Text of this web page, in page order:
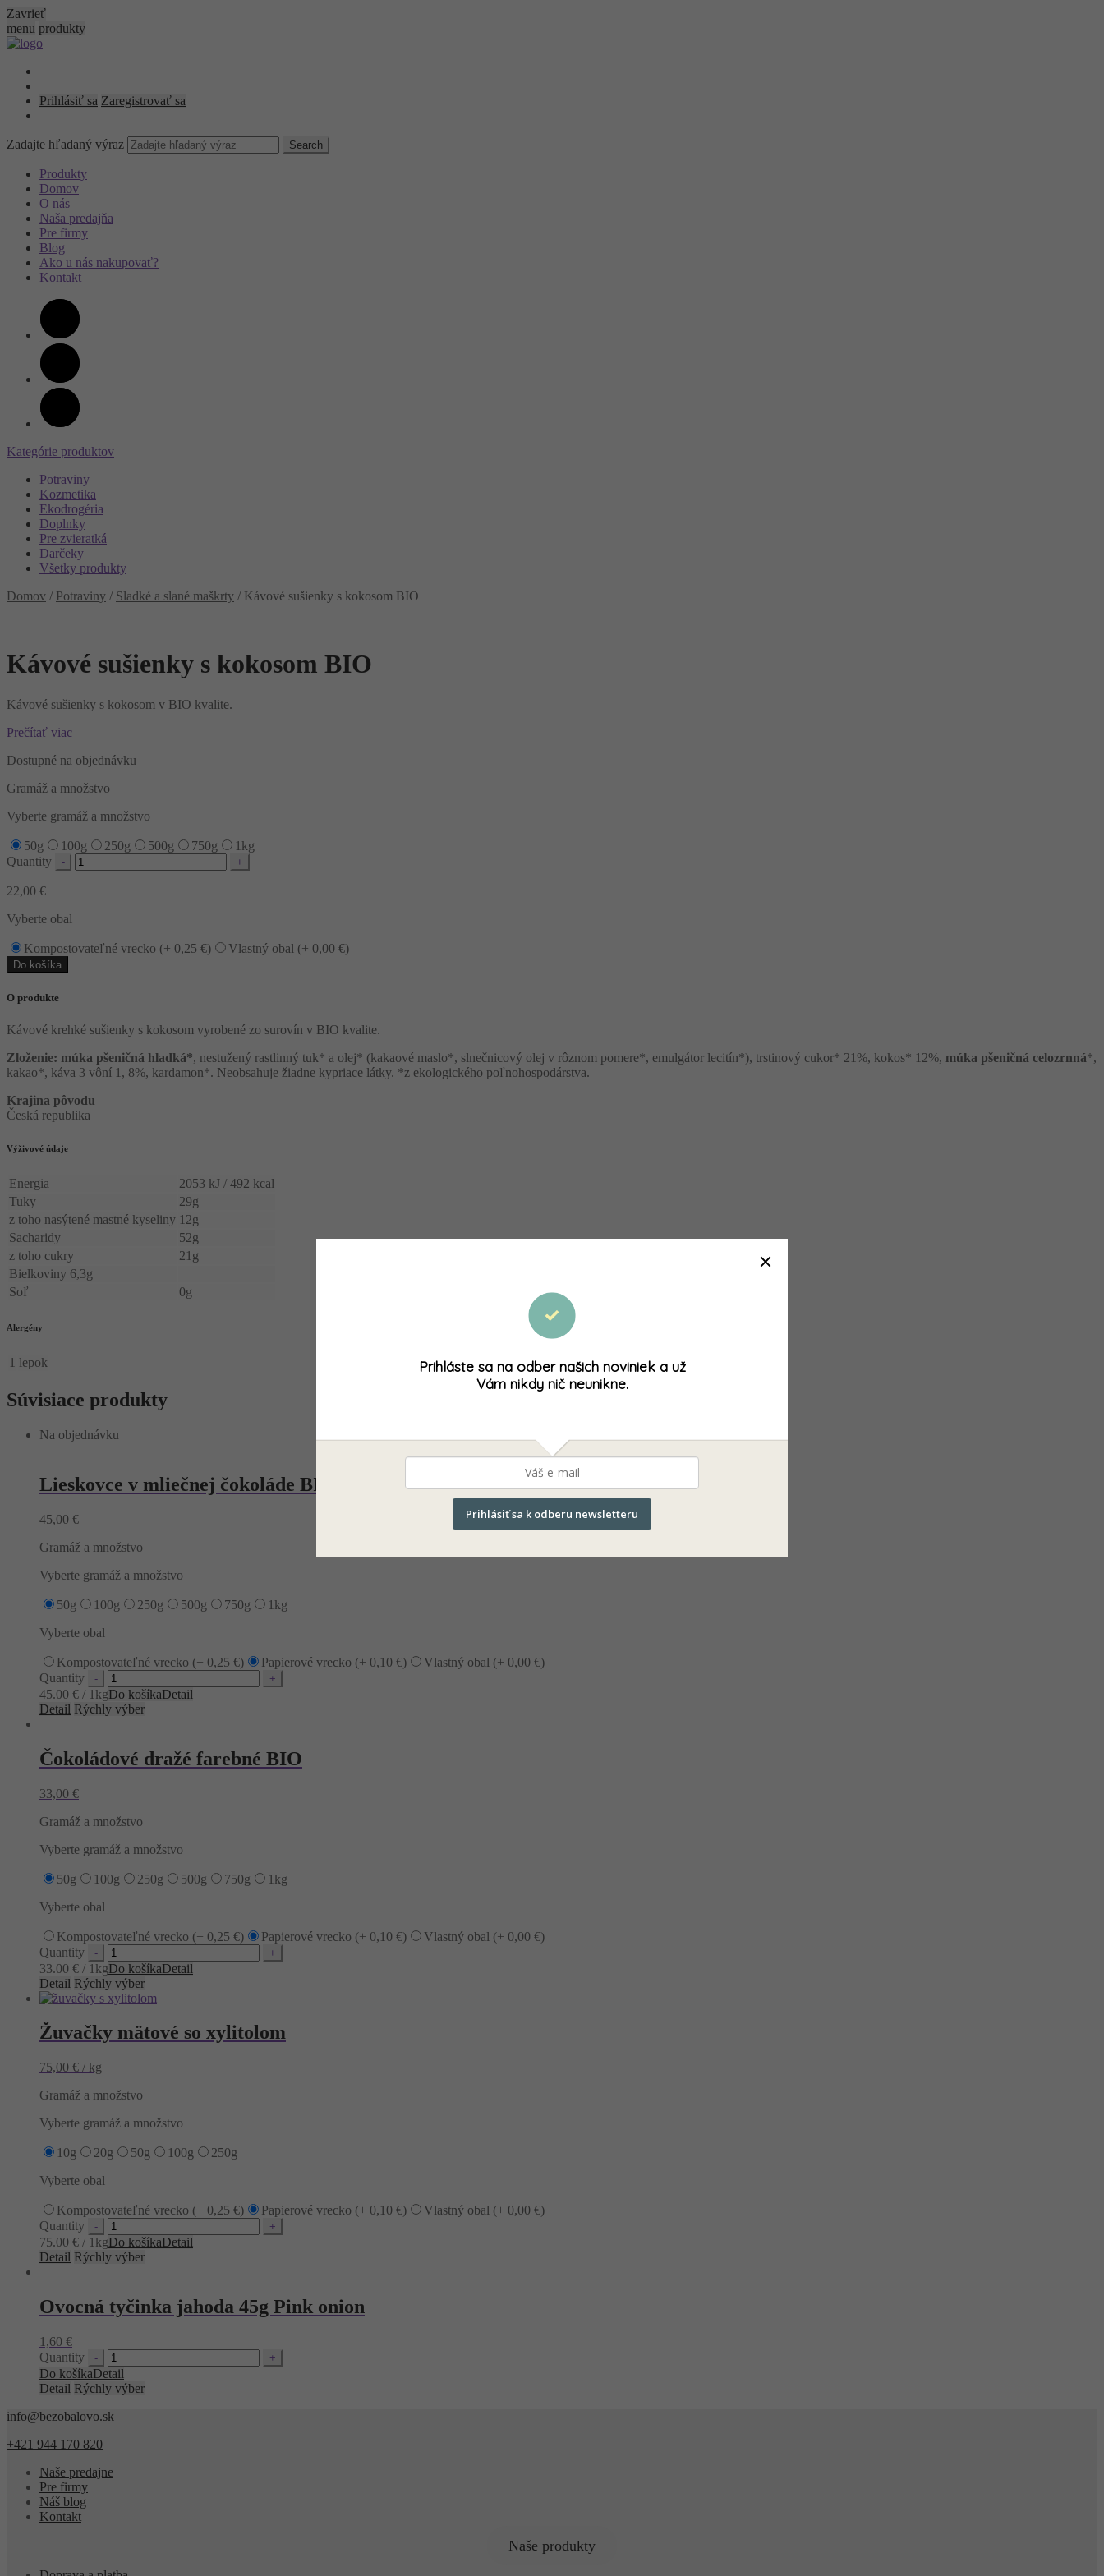
Zavrieť
menu produkty
Prihlásiť sa Zaregistrovať sa
Zadajte hľadaný výraz Search
Produkty
Domov
O nás
Naša predajňa
Pre firmy
Blog
Ako u nás nakupovať?
Kontakt
Kategórie produktov
Potraviny
Kozmetika
Ekodrogéria
Doplnky
Pre zvieratká
Darčeky
Všetky produkty
Domov / Potraviny / Sladké a slané maškrty / Kávové sušienky s kokosom BIO
Kávové sušienky s kokosom BIO
Kávové sušienky s kokosom v BIO kvalite.
Prečítať viac
Dostupné na objednávku
Gramáž a množstvo
Vyberte gramáž a množstvo
50g 100g 250g 500g 750g
1kg
Quantity
22,00 €
Vyberte obal
Kompostovateľné vrecko (+ 0,25 €) Vlastný obal (+ 0,00 €)
Do košíka
O produkte
Kávové krehké sušienky s kokosom vyrobené zo surovín v BIO kvalite.
Zloženie: múka pšeničná hladká*, nestužený rastlinný tuk* a olej* (kakaové maslo*, slnečnicový olej v rôznom pomere*, emulgátor lecitín*), trstinový cukor* 21%, kokos* 12%, múka pšeničná celozrnná*,
kakao*, káva 3 vôní 1, 8%, kardamon*. Neobsahuje žiadne kypriace látky. *z ekologického poľnohospodárstva.
Krajina pôvodu
Česká republika
Výživové údaje
Energia
2053 kJ / 492 kcal
Tuky
29g
z toho nasýtené mastné kyseliny 12g
Sacharidy
52g
z toho cukry
21g
Bielkoviny 6,3g
Soľ
0g
Alergény
1 lepok
Súvisiace produkty
Na objednávku
Lieskovce v mliečnej čokoláde BIO
45,00 €
Gramáž a množstvo
Vyberte gramáž a množstvo
50g 100g 250g 500g 750g
1kg
Vyberte obal
Kompostovateľné vrecko (+ 0,25 €) Papierové vrecko (+ 0,10 €) Vlastný obal (+ 0,00 €)
Quantity
45.00 € / 1kgDo košíkaDetail
Detail Rýchly výber
Čokoládové dražé farebné BIO
33,00 €
Gramáž a množstvo
Vyberte gramáž a množstvo
50g 100g 250g 500g 750g
1kg
Vyberte obal
Kompostovateľné vrecko (+ 0,25 €) Papierové vrecko (+ 0,10 €) Vlastný obal (+ 0,00 €)
Quantity
33.00 € / 1kgDo košíkaDetail
Detail Rýchly výber
Žuvačky mätové so xylitolom
75,00 € / kg
Gramáž a množstvo
Vyberte gramáž a množstvo
10g 20g 50g 100g
250g
Vyberte obal
Kompostovateľné vrecko (+ 0,25 €) Papierové vrecko (+ 0,10 €) Vlastný obal (+ 0,00 €)
Quantity
75.00 € / 1kgDo košíkaDetail
Detail Rýchly výber
Ovocná tyčinka jahoda 45g Pink onion
1,60 €
Quantity
Do košíkaDetail
Detail Rýchly výber
info@bezobalovo.sk
+421 944 170 820
Naše predajne
Pre firmy
Náš blog
Kontakt
Naše produkty
Prihláste sa na odber našich noviniek a už
Vám nikdy nič neunikne.
Prihlásiť sa k odberu newsletteru